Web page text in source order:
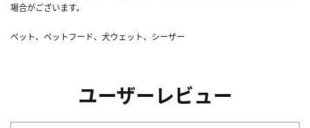
場合がございます。
ペット、ペットフード、犬ウェット、シーザー
ユーザーレビュー